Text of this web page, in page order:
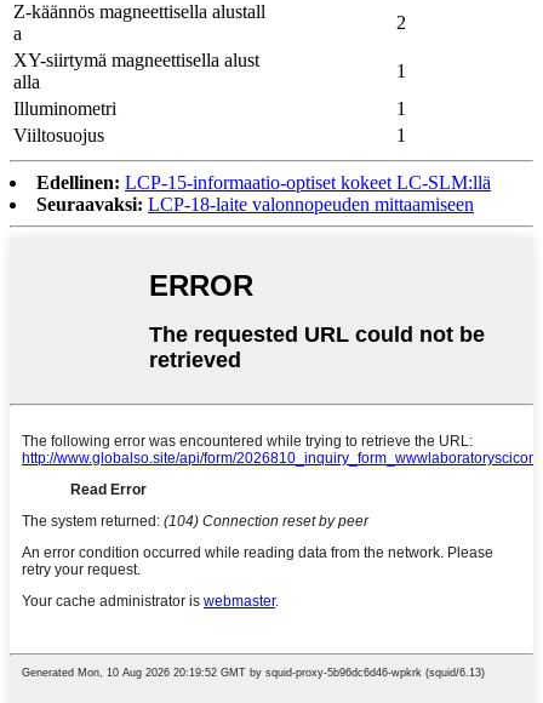
Z-käännös magneettisella alustall
a
2
XY-siirtymä magneettisella alust
alla
1
Illuminometri
1
Viiltosuojus
1
Edellinen: LCP-15-informaatio-optiset kokeet LC-SLM:llä
Seuraavaksi: LCP-18-laite valonnopeuden mittaamiseen